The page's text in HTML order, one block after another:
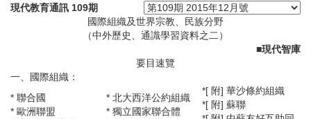
現代教育通訊 109期
國際組織及世界宗教、民族分野
（中外歷史、通識學習資料之二）
■現代智庫
要目速覽
一、國際組織：
* 聯合國
* 歐洲聯盟
* 北大西洋公約組織
* 獨立國家聯合體
*[ 附] 華沙條約組織
*[ 附] 蘇聯